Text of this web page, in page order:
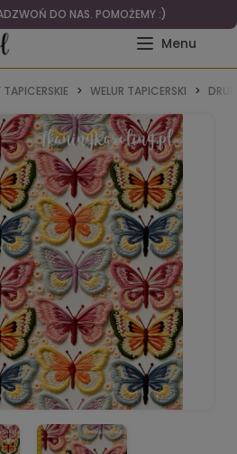
DO NAS. POMOŻEMY :)
WELUR TAPICERSKI